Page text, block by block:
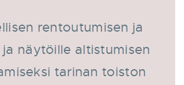
rentoutumisen ja
näytöille altistumisen
tarinan toiston